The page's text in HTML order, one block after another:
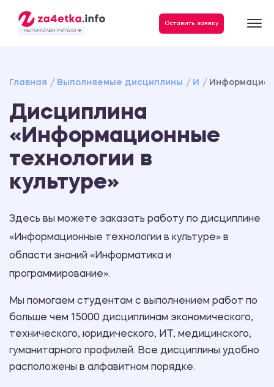
- МЫ ПОМОГАЕМ УЧИТЬСЯ ❤️
Оставить заявку
Главная Выполняемые дисциплины И
Дисциплина
«Информационные
технологии в
культуре»
Здесь вы можете заказать работу по дисциплине
«Информационные технологии в культуре» в
области знаний «Информатика и
программирование».
Мы помогаем студентам с выполнением работ по
больше чем 15000 дисциплинам экономического,
технического, юридического, ИТ, медицинского,
гуманитарного профилей. Все дисциплины удобно
расположены в алфавитном порядке.